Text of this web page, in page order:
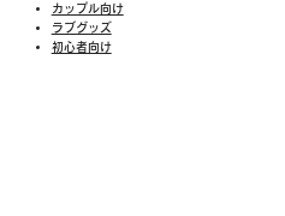
カップル向け
ラブグッズ
​初心者向け